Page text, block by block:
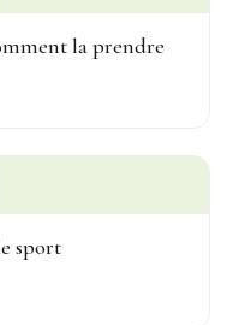
la prendre
sport